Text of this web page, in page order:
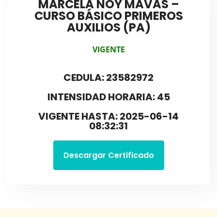
MARCELA NOY MAVAS –
CURSO BÁSICO PRIMEROS
AUXILIOS (PA)
VIGENTE
CEDULA: 23582972
INTENSIDAD HORARIA: 45
VIGENTE HASTA: 2025-06-14
08:32:31
Descargar Certificado